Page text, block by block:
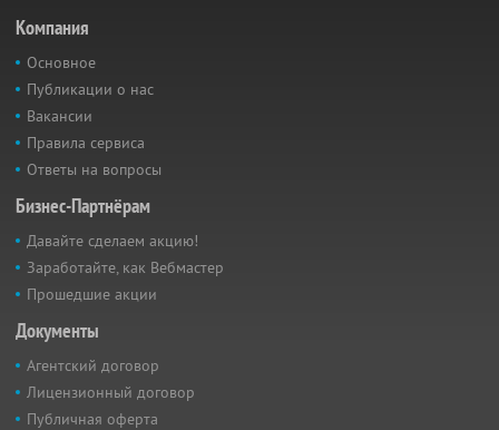
Компания
Основное
Публикации о нас
Вакансии
Правила сервиса
Ответы на вопросы
Бизнес-Партнёрам
Давайте сделаем акцию!
Заработайте, как Вебмастер
Прошедшие акции
Документы
Агентский договор
Лицензионный договор
Публичная оферта